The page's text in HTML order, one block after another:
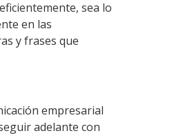
sea lo
en las
y frases que
empresarial
adelante con